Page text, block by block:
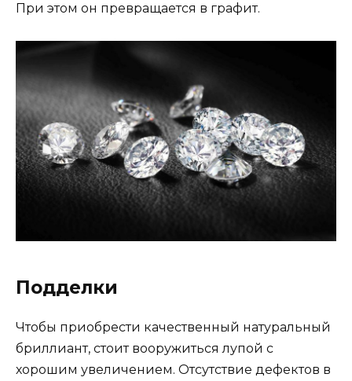
При этом он превращается в графит.
Подделки
Чтобы приобрести качественный натуральный
бриллиант, стоит вооружиться лупой с
хорошим увеличением. Отсутствие дефектов в